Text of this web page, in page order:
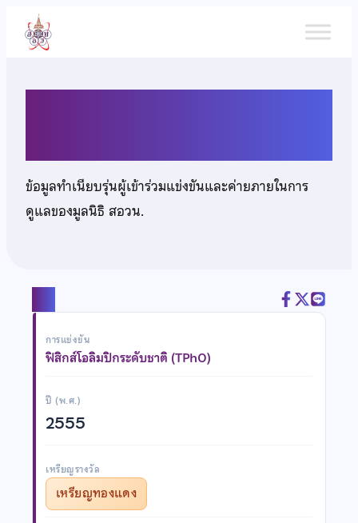
เนื้อหา
ข้อมูลทำเนียบรุ่นผู้เข้าร่วมแข่งขันและค่ายภายในการ
ดูแลของมูลนิธิ สอวน.
การแข่งขัน
ฟิสิกส์โอลิมปิกระดับชาติ (TPhO)
ปี (พ.ศ.)
2555
เหรียญรางวัล
เหรียญทองแดง